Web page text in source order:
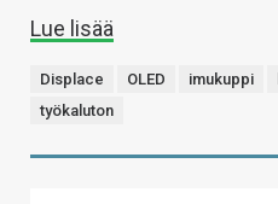
Lue lisää
Displace OLED imukuppi
työkaluton